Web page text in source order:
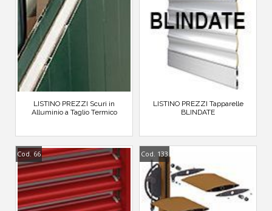
LISTINO PREZZI Scuri in
Alluminio a Taglio Termico
LISTINO PREZZI Tapparelle
BLINDATE
Cod. 66 Cod. 133